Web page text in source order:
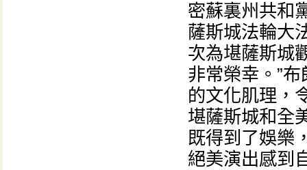
密蘇裏州共和
薩斯城法輪大
次為堪薩斯城
非常榮幸。”
的文化肌理，
堪薩斯城和全
既得到了娛樂
絕美演出感到